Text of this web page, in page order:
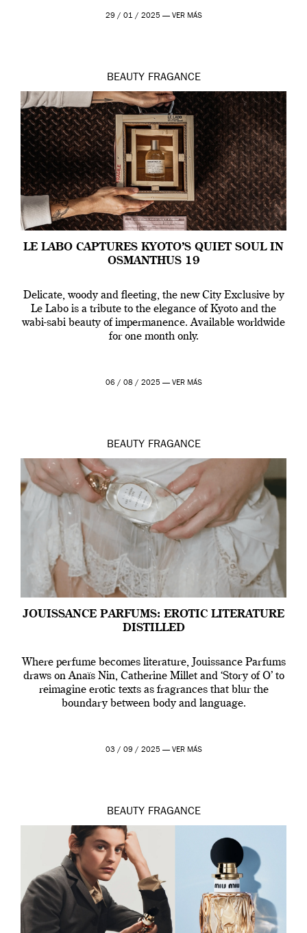
29 / 01 / 2025 — VER MÁS
BEAUTY FRAGANCE
LE LABO CAPTURES KYOTO’S QUIET SOUL IN
OSMANTHUS 19
Delicate, woody and fleeting, the new City Exclusive by
Le Labo is a tribute to the elegance of Kyoto and the
wabi-sabi beauty of impermanence. Available worldwide
for one month only.
06 / 08 / 2025 — VER MÁS
BEAUTY FRAGANCE
JOUISSANCE PARFUMS: EROTIC LITERATURE
DISTILLED
Where perfume becomes literature, Jouissance Parfums
draws on Anaïs Nin, Catherine Millet and ‘Story of O’ to
reimagine erotic texts as fragrances that blur the
boundary between body and language.
03 / 09 / 2025 — VER MÁS
BEAUTY FRAGANCE